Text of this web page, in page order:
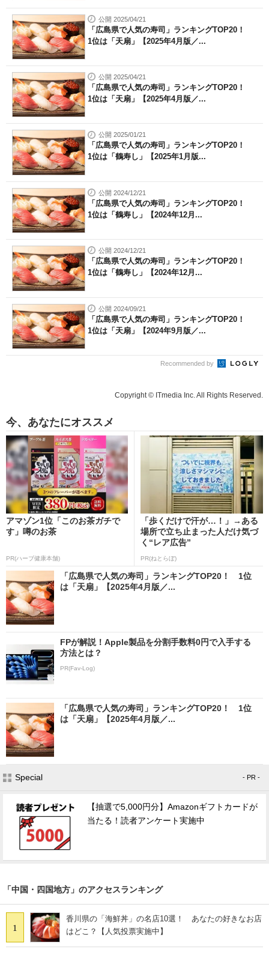
公開 2025/04/21
「広島県で人気の寿司」ランキングTOP20！
1位は「天扇」【2025年4月版／...
公開 2025/04/21
「広島県で人気の寿司」ランキングTOP20！
1位は「天扇」【2025年4月版／...
公開 2025/01/21
「広島県で人気の寿司」ランキングTOP20！
1位は「鶴寿し」【2025年1月版...
公開 2024/12/21
「広島県で人気の寿司」ランキングTOP20！
1位は「鶴寿し」【2024年12月...
公開 2024/12/21
「広島県で人気の寿司」ランキングTOP20！
1位は「鶴寿し」【2024年12月...
公開 2024/09/21
「広島県で人気の寿司」ランキングTOP20！
1位は「天扇」【2024年9月版／...
Recommended by
Copyright © ITmedia Inc. All Rights Reserved.
今、あなたにオススメ
アマゾン1位「このお茶ガチで
す」噂のお茶
PR(ハーブ健康本舗)
「歩くだけで汗が…！」→ある
場所で立ち止まった人だけ気づ
く“レア広告”
PR(ねとらぼ)
「広島県で人気の寿司」ランキングTOP20！ 1位
は「天扇」【2025年4月版／...
FPが解説！Apple製品を分割手数料0円で入手する
方法とは？
PR(Fav-Log)
「広島県で人気の寿司」ランキングTOP20！ 1位
は「天扇」【2025年4月版／...
Special - PR -
【抽選で5,000円分】Amazonギフトカードが
当たる！読者アンケート実施中
「中国・四国地方」のアクセスランキング
1
香川県の「海鮮丼」の名店10選！ あなたの好きなお店
はどこ？【人気投票実施中】